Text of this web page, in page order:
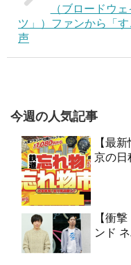
（ブロードウ
ツ」）ファンから「
声
今週の人気記事
【最
京の日
【衝
ンド